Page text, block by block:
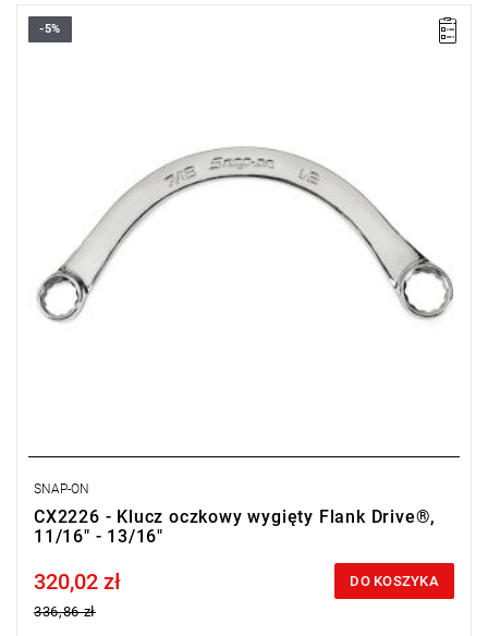
-5%
SNAP-ON
CX2226 - Klucz oczkowy wygięty Flank Drive®,
11/16" - 13/16"
Price tax included
320,02 zł
336,86 zł
DO KOSZYKA